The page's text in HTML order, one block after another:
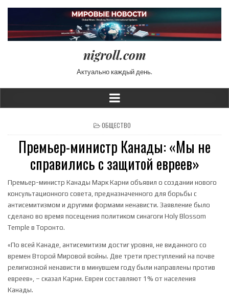
nigroll.com
Актуально каждый день.
POSTED IN
ОБЩЕСТВО
Премьер-министр Канады: «Мы не
справились с защитой евреев»
Премьер-министр Канады Марк Карни объявил о создании нового
консультационного совета, предназначенного для борьбы с
антисемитизмом и другими формами ненависти. Заявление было
сделано во время посещения политиком синагоги Holy Blossom
Temple в Торонто.
«По всей Канаде, антисемитизм достиг уровня, не виданного со
времен Второй Мировой войны. Две трети преступлений на почве
религиозной ненависти в минувшем году были направлены против
евреев», – сказал Карни. Евреи составляют 1% от населения
Канады.